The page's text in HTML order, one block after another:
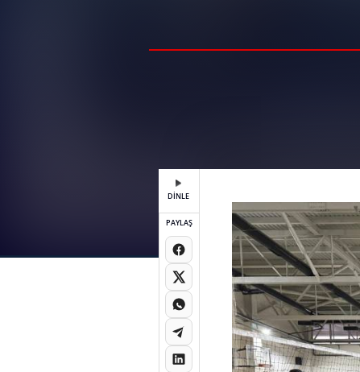
PAYLAŞ
DİNLE